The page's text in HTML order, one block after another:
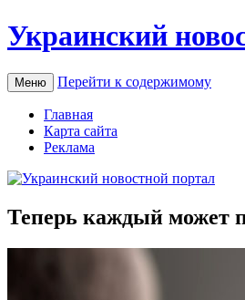
Украинский
Меню Перейти к содержимому
Главная
Карта сайта
Реклама
Теперь каждый может